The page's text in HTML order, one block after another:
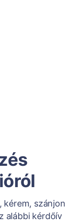
kérem, szánjon
alábbi kérdőív